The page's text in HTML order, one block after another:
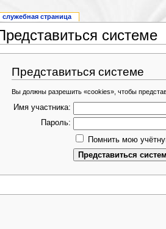
системе
Представиться системе
Вы должны разрешить «cookies», чтобы
Имя участника:
Пароль:
Помнить мою
служебная страница